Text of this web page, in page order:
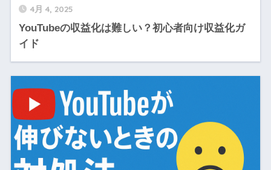
4月 4, 2025
YouTubeの収益化は難しい？初心者向け収益化ガ
イド